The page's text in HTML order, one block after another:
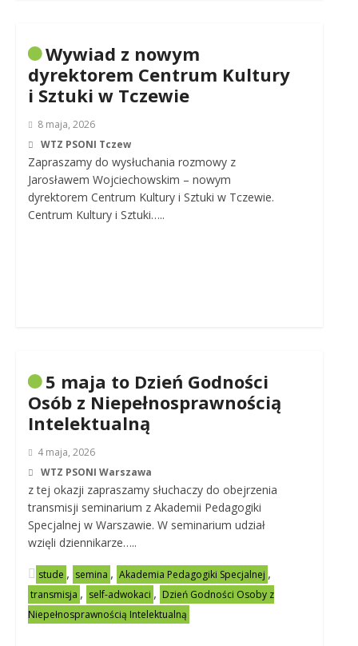
Wywiad z nowym
dyrektorem Centrum Kultury
i Sztuki w Tczewie
8 maja, 2026
WTZ PSONI Tczew
Zapraszamy do wysłuchania rozmowy z
Jarosławem Wojciechowskim – nowym
dyrektorem Centrum Kultury i Sztuki w Tczewie.
Centrum Kultury i Sztuki…..
5 maja to Dzień Godności
Osób z Niepełnosprawnością
Intelektualną
4 maja, 2026
WTZ PSONI Warszawa
z tej okazji zapraszamy słuchaczy do obejrzenia
transmisji seminarium z Akademii Pedagogiki
Specjalnej w Warszawie. W seminarium udział
wzięli dziennikarze…..
stude , semina , Akademia Pedagogiki Specjalnej ,
transmisja , self-adwokaci , Dzień Godności Osoby z
Niepełnosprawnością Intelektualną